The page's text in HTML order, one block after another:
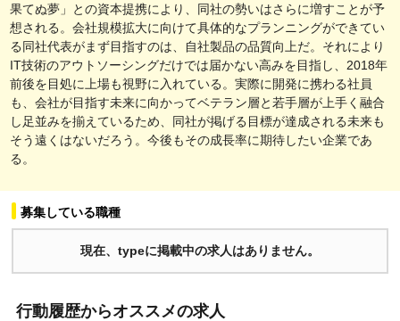
果てぬ夢」との資本提携により、同社の勢いはさらに増すことが予
想される。会社規模拡大に向けて具体的なプランニングができてい
る同社代表がまず目指すのは、自社製品の品質向上だ。それにより
IT技術のアウトソーシングだけでは届かない高みを目指し、2018年
前後を目処に上場も視野に入れている。実際に開発に携わる社員
も、会社が目指す未来に向かってベテラン層と若手層が上手く融合
し足並みを揃えているため、同社が掲げる目標が達成される未来も
そう遠くはないだろう。今後もその成長率に期待したい企業であ
る。
募集している職種
現在、typeに掲載中の求人はありません。
行動履歴からオススメの求人